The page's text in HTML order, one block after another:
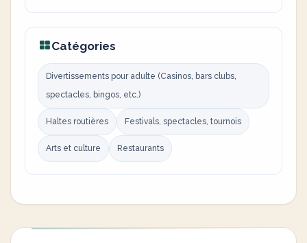
Catégories
Divertissements pour adulte (Casinos, bars clubs,
spectacles, bingos, etc.)
Haltes routières Festivals, spectacles, tournois
Arts et culture Restaurants